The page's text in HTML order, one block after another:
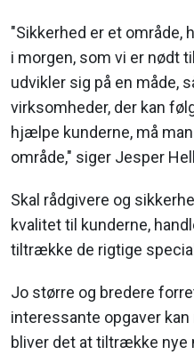
"Sikkerhed er et område,
i morgen, som vi er nødt
udvikler sig på en måde,
virksomheder, der kan
hjælpe kunderne, må
område," siger Jesper
Skal rådgivere og
kvalitet til kunderne,
tiltrække de rigtige
Jo større og bredere
interessante opgaver
bliver det at tiltrække nye